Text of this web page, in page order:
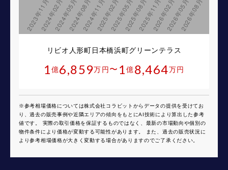
リビオ人形町日本橋浜町グリーンテラス
1億6,859万円 〜 1億8,464万円
※参考相場価格については株式会社コラビットからデータの提供を受けてお
り、過去の販売事例や近隣エリアの傾向をもとにAI技術により算出した参考
値です。 実際の取引価格を保証するものではなく、最新の市場動向や個別の
物件条件により価格が変動する可能性があります。 また、過去の販売状況に
より参考相場価格が大きく変動する場合がありますのでご了承ください。